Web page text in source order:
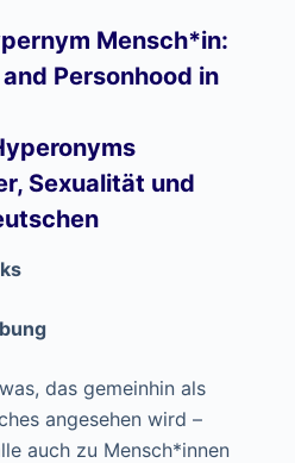
Mensch*in:
Personhood in
Sexualität und
das gemeinhin als
angesehen wird –
auch zu Mensch*innen